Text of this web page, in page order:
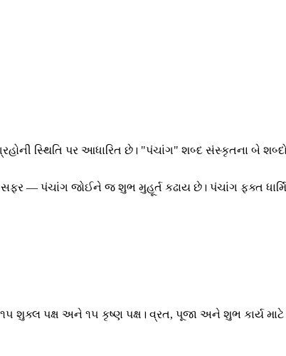
સ્થિતિ પર આધારિત છે। "પંચાંગ" શબ્દ સંસ્કૃતના બે
— પંચાંગ જોઈને જ શુભ મુહૂર્ત કઢાય છે। પંચાંગ ફક્ત
શુક્લ પક્ષ અને ૧૫ કૃષ્ણ પક્ષ। વ્રત, પૂજા અને શુભ કાર્ય